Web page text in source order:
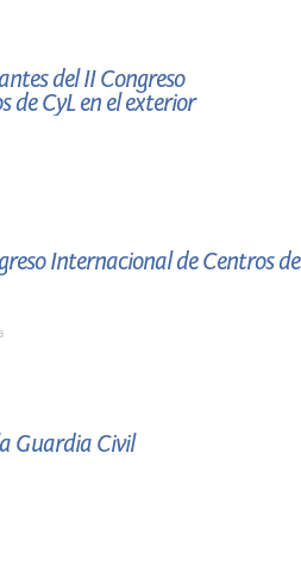
del II Congreso
de CyL en el exterior
Internacional de Centros de
Guardia Civil